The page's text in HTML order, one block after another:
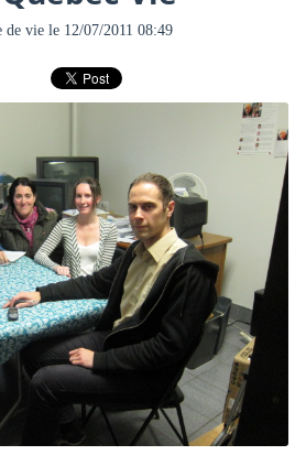
de viele 12/07/2011 08:49